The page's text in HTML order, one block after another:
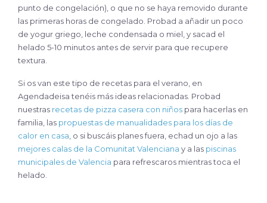
punto de congelación), o que no se haya removido durante
las primeras horas de congelado. Probad a añadir un poco
de yogur griego, leche condensada o miel, y sacad el
helado 5-10 minutos antes de servir para que recupere
textura.
Si os van este tipo de recetas para el verano, en
Agendadeisa tenéis más ideas relacionadas. Probad
nuestras recetas de pizza casera con niños para hacerlas en
familia, las propuestas de manualidades para los días de
calor en casa , o si buscáis planes fuera, echad un ojo a las
mejores calas de la Comunitat Valenciana y a las piscinas
municipales de Valencia para refrescaros mientras toca el
helado.